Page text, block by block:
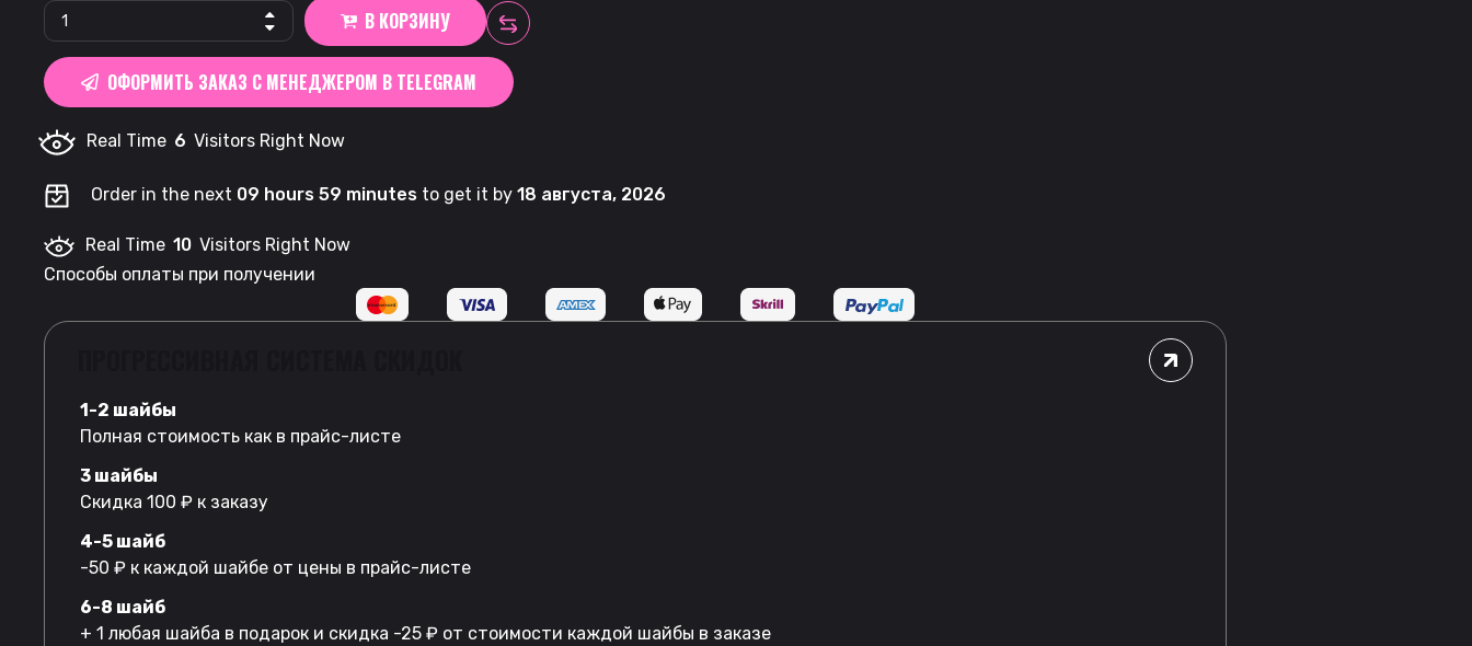
LOOP
|
Peach
quantity
В КОРЗИНУ
ОФОРМИТЬ ЗАКАЗ С МЕНЕДЖЕРОМ В TELEGRAM
Real Time 6 Visitors Right Now
Order in the next 09 hours 59 minutes to get it by 18 августа, 2026
Real Time 10 Visitors Right Now
Способы оплаты при получении
1-2 шайбы
Полная стоимость как в прайс-листе
3 шайбы
Скидка 100 ₽ к заказу
4-5 шайб
-50 ₽ к каждой шайбе от цены в прайс-листе
6-8 шайб
+ 1 любая шайба в подарок и скидка -25 ₽ от стоимости каждой шайбы в заказе